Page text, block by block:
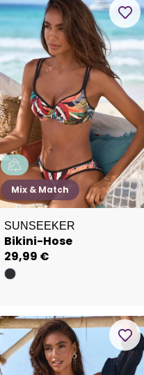
Mix & Match
SUNSEEKER
Bikini-Hose
29,99 €